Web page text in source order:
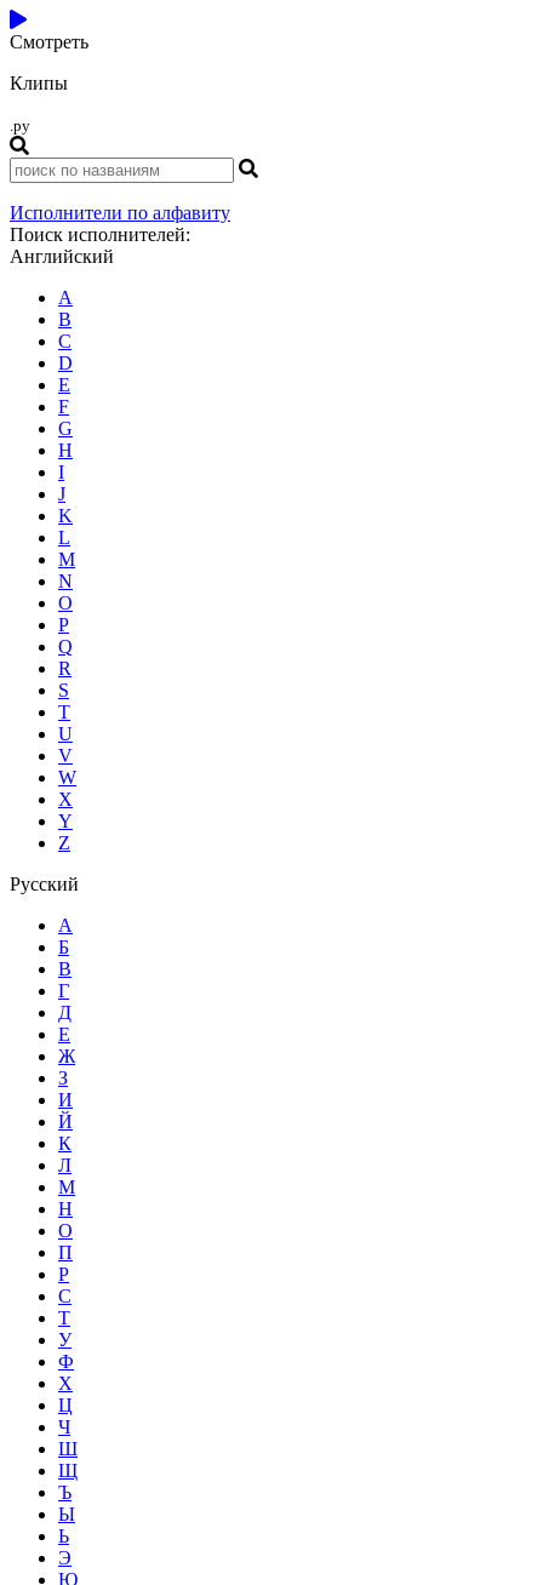
Смотреть
Клипы
.ру
Исполнители по алфавиту
Поиск исполнителей:
Английский
A
B
C
D
E
F
G
H
I
J
K
L
M
N
O
P
Q
R
S
T
U
V
W
X
Y
Z
Русский
А
Б
В
Г
Д
Е
Ж
З
И
Й
К
Л
М
Н
О
П
Р
С
Т
У
Ф
Х
Ц
Ч
Ш
Щ
Ъ
Ы
Ь
Э
Ю